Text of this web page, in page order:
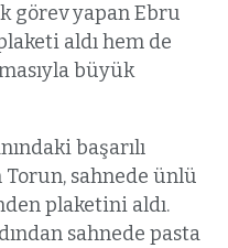
görev yapan Ebru
aldı hem de
büyük
başarılı
Torun, sahnede ünlü
plaketini aldı.
sahnede pasta